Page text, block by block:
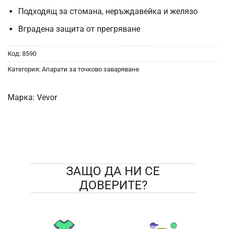
Подходящ за стомана, неръждавейка и желязо
Вградена защита от прегряване
Код: 8590
Категория: Апарати за точково заваряване
Марка: Vevor
ЗАЩО ДА НИ СЕ
ДОВЕРИТЕ?